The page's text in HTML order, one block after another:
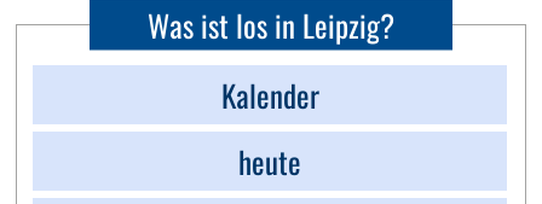
Was ist los in Leipzig?
Kalender
heute